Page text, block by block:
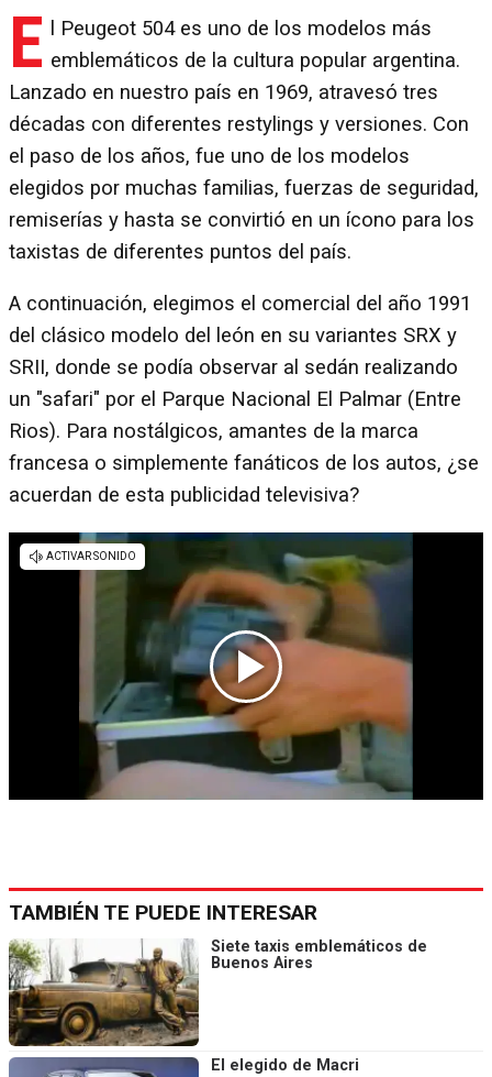
E
l Peugeot 504 es uno de los modelos más
emblemáticos de la cultura popular argentina.
Lanzado en nuestro país en 1969, atravesó tres
décadas con diferentes restylings y versiones. Con
el paso de los años, fue uno de los modelos
elegidos por muchas familias, fuerzas de seguridad,
remiserías y hasta se convirtió en un ícono para los
taxistas de diferentes puntos del país.
A continuación, elegimos el comercial del año 1991
del clásico modelo del león en su variantes SRX y
SRII, donde se podía observar al sedán realizando
un "safari" por el Parque Nacional El Palmar (Entre
Rios). Para nostálgicos, amantes de la marca
francesa o simplemente fanáticos de los autos, ¿se
acuerdan de esta publicidad televisiva?
TAMBIÉN TE PUEDE INTERESAR
Siete taxis emblemáticos de
Buenos Aires
El elegido de Macri